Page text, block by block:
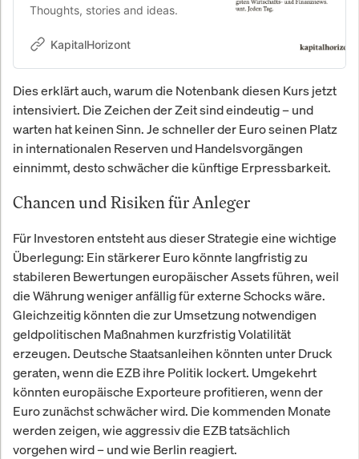
Thoughts, stories and ideas.
KapitalHorizont
Dies erklärt auch, warum die Notenbank diesen Kurs jetzt
intensiviert. Die Zeichen der Zeit sind eindeutig – und
warten hat keinen Sinn. Je schneller der Euro seinen Platz
in internationalen Reserven und Handelsvorgängen
einnimmt, desto schwächer die künftige Erpressbarkeit.
Chancen und Risiken für Anleger
Für Investoren entsteht aus dieser Strategie eine wichtige
Überlegung: Ein stärkerer Euro könnte langfristig zu
stabileren Bewertungen europäischer Assets führen, weil
die Währung weniger anfällig für externe Schocks wäre.
Gleichzeitig könnten die zur Umsetzung notwendigen
geldpolitischen Maßnahmen kurzfristig Volatilität
erzeugen. Deutsche Staatsanleihen könnten unter Druck
geraten, wenn die EZB ihre Politik lockert. Umgekehrt
könnten europäische Exporteure profitieren, wenn der
Euro zunächst schwächer wird. Die kommenden Monate
werden zeigen, wie aggressiv die EZB tatsächlich
vorgehen wird – und wie Berlin reagiert.